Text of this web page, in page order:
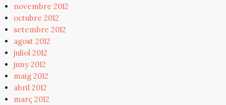
novembre 2012
octubre 2012
setembre 2012
agost 2012
juliol 2012
juny 2012
maig 2012
abril 2012
març 2012